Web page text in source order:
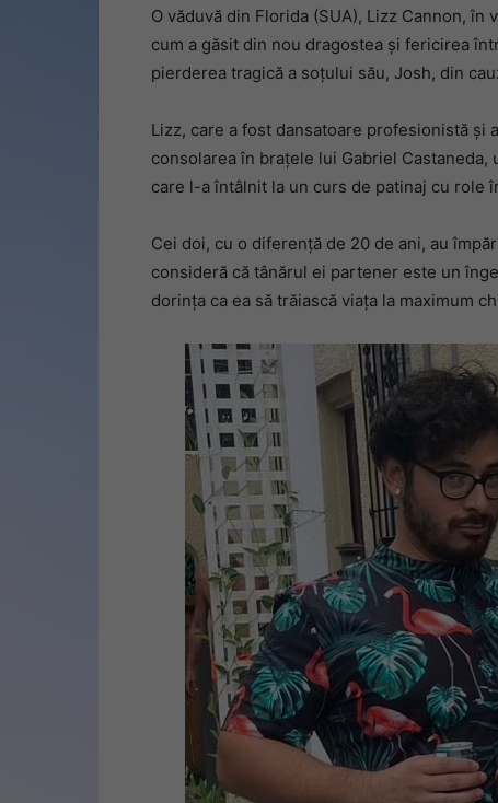
O văduvă din Florida (SUA), Lizz Cannon,
cum a găsit din nou dragostea și fericirea
pierderea tragică a soțului său, Josh, din
Lizz, care a fost dansatoare profesionistă
consolarea în brațele lui Gabriel
care l-a întâlnit la un curs de patinaj cu role
Cei doi, cu o diferență de 20 de ani, au
consideră că tânărul ei partener este un
dorința ca ea să trăiască viața la maximum